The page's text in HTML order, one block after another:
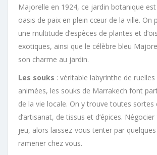
Majorelle en 1924, ce jardin botanique
oasis de paix en plein cœur de la ville. On
une multitude d’espèces de plantes et
exotiques, ainsi que le célèbre bleu
son charme au jardin.
Les souks : véritable labyrinthe de
animées, les souks de Marrakech font
de la vie locale. On y trouve toutes sortes
d’artisanat, de tissus et d’épices.
jeu, alors laissez-vous tenter par
ramener chez vous.